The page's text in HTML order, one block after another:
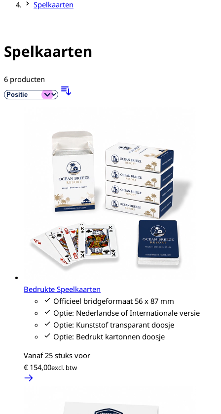
Spelkaarten
Spelkaarten
6 producten
Bedrukte Speelkaarten
Officieel bridgeformaat 56 x 87 mm
Optie: Nederlandse of Internationale versie
Optie: Kunststof transparant doosje
Optie: Bedrukt kartonnen doosje
Vanaf 25 stuks voor
€ 154,00